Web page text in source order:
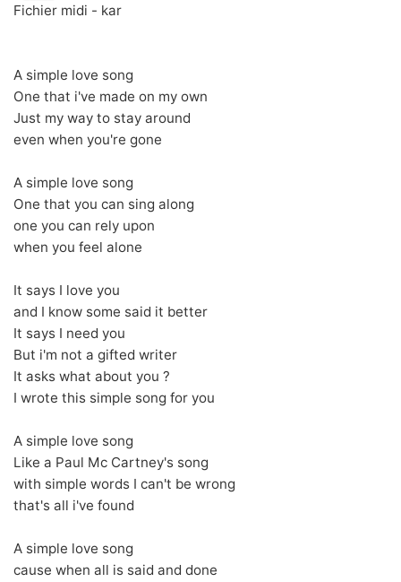
Fichier midi - kar
A simple love song
One that i've made on my own
Just my way to stay around
even when you're gone
A simple love song
One that you can sing along
one you can rely upon
when you feel alone
It says I love you
and I know some said it better
It says I need you
But i'm not a gifted writer
It asks what about you ?
I wrote this simple song for you
A simple love song
Like a Paul Mc Cartney's song
with simple words I can't be wrong
that's all i've found
A simple love song
cause when all is said and done